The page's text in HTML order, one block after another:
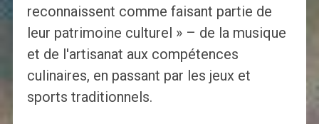
reconnaissent comme faisant partie de
leur patrimoine culturel » – de la musique
et de l'artisanat aux compétences
culinaires, en passant par les jeux et
sports traditionnels.